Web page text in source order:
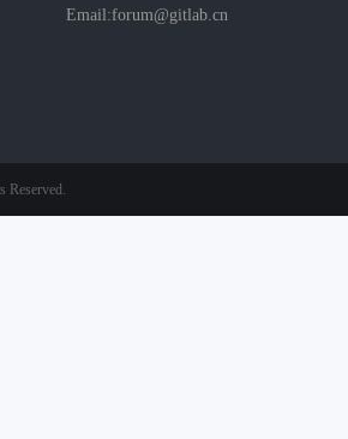
Email:forum@gitlab.cn
Reserved.